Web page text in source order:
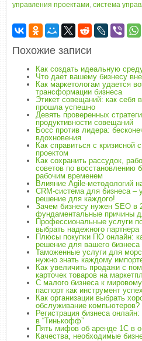
управления проектами, система
Похожие записи
Как создать идеальную
Что дает вашему бизнесу
Как маркетологам удается
трансформации бизнеса
Этикет совещаний: как себя
прошла успешно
Девять проверенных
продуктивности совещаний
Босс против лидера:
вдохновения
Как справиться с кризисной
проектом
Как сохранить рассудок,
советов по
рабочим временем
Влияние Agile-методологий
CRM-система для бизнеса –
решение для каждого!
Зачем бизнесу нужен SEO в
фундаментальные причины
Профессиональные услуги
выбрать надежного партнера
Плюсы покупки ПО онлайн:
решение для вашего бизнеса
Таможенные услуги для
нужно знать каждому
Как увеличить продажи с
карточек товаров на
С малого бизнеса к
паспорт как инструмент
Как организации выбрать
обслуживание компьютеров?
Регистрация бизнеса
в “Тинькофф”
Пять мифов об аренде 1С в
Качества, необходимые